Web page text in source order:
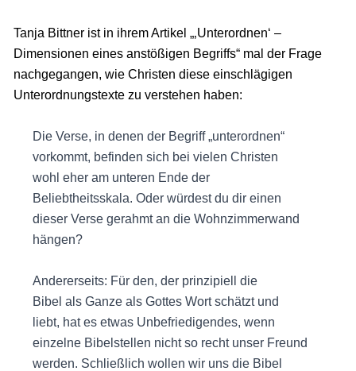
Tanja Bittner ist in ihrem Artikel „‚Unterordnen‘ –
Dimensionen eines anstößigen Begriffs“ mal der Frage
nachgegangen, wie Christen diese einschlägigen
Unterordnungstexte zu verstehen haben:
Die Verse, in denen der Begriff „unterordnen“
vorkommt, befinden sich bei vielen Christen
wohl eher am unteren Ende der
Beliebtheitsskala. Oder würdest du dir einen
dieser Verse gerahmt an die Wohnzimmerwand
hängen?
Andererseits: Für den, der prinzipiell die
Bibel als Ganze als Gottes Wort schätzt und
liebt, hat es etwas Unbefriedigendes, wenn
einzelne Bibelstellen nicht so recht unser Freund
werden. Schließlich wollen wir uns die Bibel